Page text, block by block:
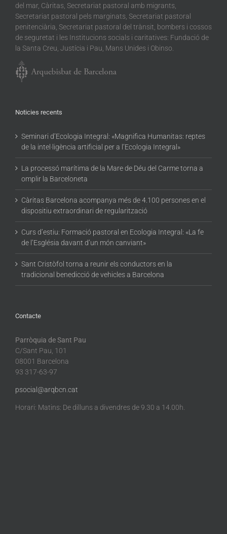
del mar, Càritas, Secretariat pastoral amb migrants,
Secretariat pastoral pels marginats, Secretariat pastoral
penitenciària, Secretariat pastoral del trànsit, bombers i cossos
de seguretat i les Institucions socials i caritatives: Fundació de
la Santa Creu, Justícia i Pau, Mans Unides i Obinso.
Noticies recents
Seminari d’Ecologia Integral: «Magnifica Humanitas: reptes
de la intel·ligència artificial per a l’Ecologia Integral»
La processó marítima de la Mare de Déu del Carme torna a
omplir la Barceloneta
Càritas Barcelona acompanya més de 4.100 persones en el
dispositiu extraordinari de regularització
Curs d’estiu: Formació pastoral en Ecologia Integral: «La fe
de l’Església davant d’un món canviant»
Sant Cristòfol torna a reunir els conductors en la
tradicional benedicció de vehicles a Barcelona
Contacte
Parròquia de Sant Pau
C/Sant Pau, 101
08001 Barcelona
93 317-63-97
psocial@arqbcn.cat
Horari: Matins: De dilluns a divendres de 9.30 a 14.00h.